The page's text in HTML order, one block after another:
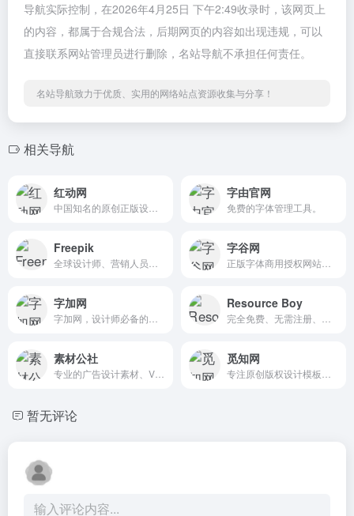
导航实际控制，在2026年4月25日 下午2:49收录时，该网页上
的内容，都属于合规合法，后期网页的内容如出现违规，可以
直接联系网站管理员进行删除，名站导航不承担任何责任。
名站导航致力于优质、实用的网络站点资源收集与分享！
相关导航
红动网 字由官网
免费的字体管理工具。
Freepik 字谷网
字加网 Resource Boy
素材公社 觅知网
暂无评论